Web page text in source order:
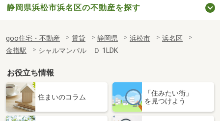
静岡県浜松市浜名区の不動産を探す
goo住宅・不動産 賃貸 静岡県 浜松市
浜名区
金指駅
シャルマンパル Ｄ 1LDK
お役立ち情報
住まいのコラム
「住みたい街」
を見つけよう